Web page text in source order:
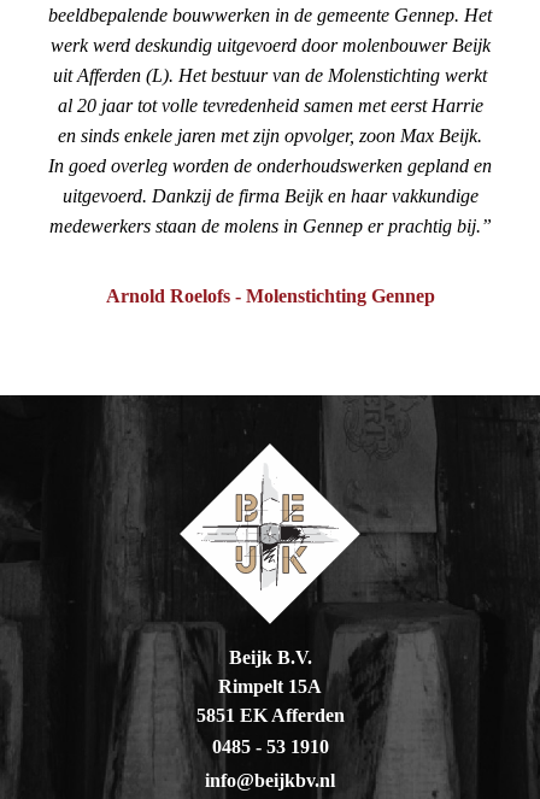
beeldbepalende bouwwerken in de gemeente Gennep. Het
werk werd deskundig uitgevoerd door molenbouwer Beijk
uit Afferden (L). Het bestuur van de Molenstichting werkt
al 20 jaar tot volle tevredenheid samen met eerst Harrie
en sinds enkele jaren met zijn opvolger, zoon Max Beijk.
In goed overleg worden de onderhoudswerken gepland en
uitgevoerd. Dankzij de firma Beijk en haar vakkundige
medewerkers staan de molens in Gennep er prachtig bij.
Arnold Roelofs - Molenstichting Gennep
Beijk B.V.
Rimpelt 15A
5851 EK Afferden
0485 - 53 1910
info@beijkbv.nl